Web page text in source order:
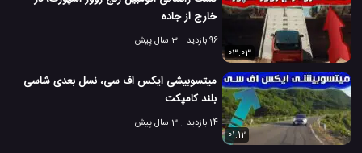
خارج از جاده
96 بازدید
3 سال پیش
03:03
میتسوبیشی ایکس اف سی، نسل بعدی شاسی
بلند کامپکت
14 بازدید
3 سال پیش
01:12